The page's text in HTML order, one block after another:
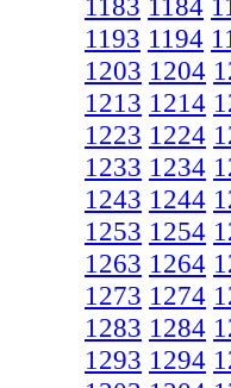
1193 1194
1203 1204
1213 1214
1223 1224
1233 1234
1243 1244
1253 1254
1263 1264
1273 1274
1283 1284
1293 1294